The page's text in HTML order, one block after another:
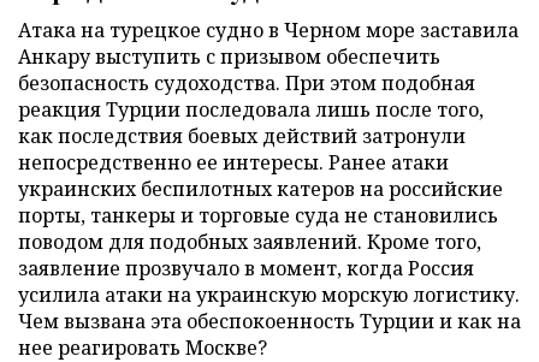
Атака на турецкое судно в Черном море заставила
Анкару выступить с призывом обеспечить
безопасность судоходства. При этом подобная
реакция Турции последовала лишь после того,
как последствия боевых действий затронули
непосредственно ее интересы. Ранее атаки
украинских беспилотных катеров на российские
порты, танкеры и торговые суда не становились
поводом для подобных заявлений. Кроме того,
заявление прозвучало в момент, когда Россия
усилила атаки на украинскую морскую логистику.
Чем вызвана эта обеспокоенность Турции и как на
нее реагировать Москве?